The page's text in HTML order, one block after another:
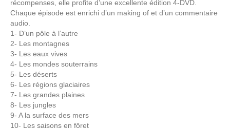
récompenses, elle profite d’une excellente édition 4-DVD.
Chaque épisode est enrichi d’un making of et d’un commentaire
audio.
1- D’un pôle à l’autre
2- Les montagnes
3- Les eaux vives
4- Les mondes souterrains
5- Les déserts
6- Les régions glaciaires
7- Les grandes plaines
8- Les jungles
9- A la surface des mers
10- Les saisons en fôret